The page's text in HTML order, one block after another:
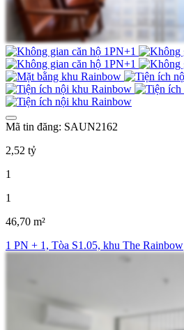
Mã tin đăng: SAUN2162
2,52 tỷ
1
1
46,70 m²
1 PN + 1, Tòa S1.05, khu The Rainbow